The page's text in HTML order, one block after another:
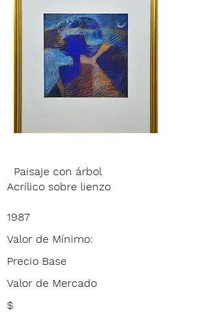
Paisaje con árbol
Acrílico sobre lienzo
1987
Valor de Mínimo:
Precio Base
Valor de Mercado
$